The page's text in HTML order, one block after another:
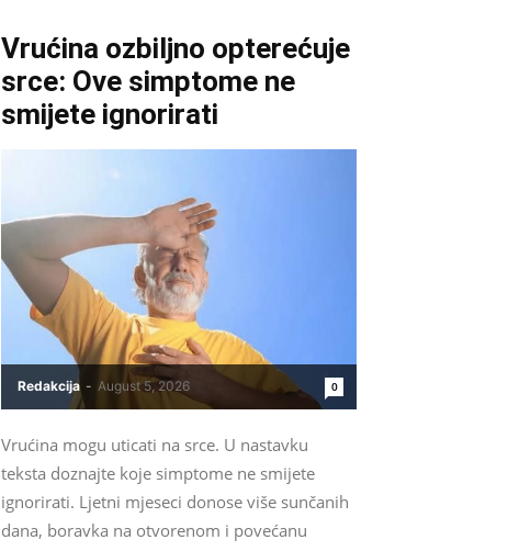
Vrućina ozbiljno opterećuje
srce: Ove simptome ne
smijete ignorirati
Redakcija - August 5, 2026 0
Vrućina mogu uticati na srce. U nastavku
teksta doznajte koje simptome ne smijete
ignorirati. Ljetni mjeseci donose više sunčanih
dana, boravka na otvorenom i povećanu